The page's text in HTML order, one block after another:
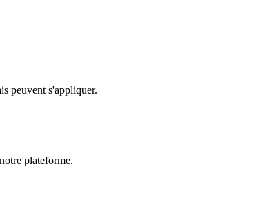
peuvent s'appliquer.
plateforme.